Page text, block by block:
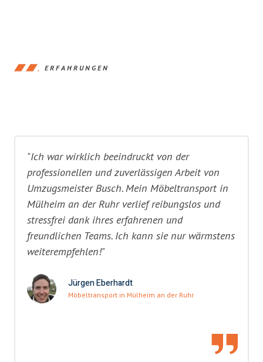
ERFAHRUNGEN
"Ich war wirklich beeindruckt von der
professionellen und zuverlässigen Arbeit von
Umzugsmeister Busch. Mein Möbeltransport in
Mülheim an der Ruhr verlief reibungslos und
stressfrei dank ihres erfahrenen und
freundlichen Teams. Ich kann sie nur wärmstens
weiterempfehlen!"
Jürgen Eberhardt
Möbeltransport in Mülheim an der Ruhr